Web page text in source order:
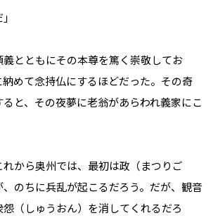
とともにその本尊を篤く崇敬してお
納めて念持仏にするほどだった。その奇
と、その夜夢に老翁があらわれ義家にこ
れから奥州では、最初は政（まつりご
のちに兵乱が起こるだろう。だが、観音
（しゅうおん）を消してくれるだろ